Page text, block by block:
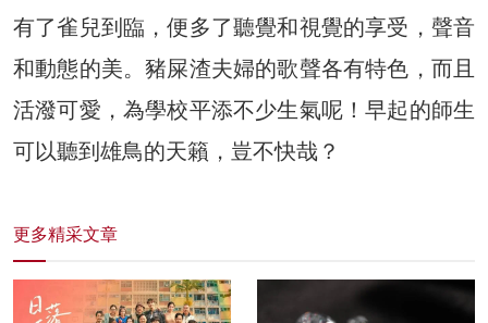
有了雀兒到臨，便多了聽覺和視覺的享受，聲音
和動態的美。豬屎渣夫婦的歌聲各有特色，而且
活潑可愛，為學校平添不少生氣呢！早起的師生
可以聽到雄鳥的天籟，豈不快哉？
更多精采文章